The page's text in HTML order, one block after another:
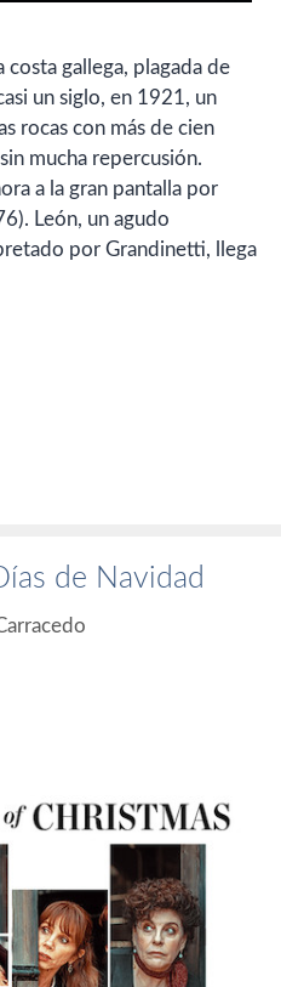
costa gallega, plagada de
un siglo, en 1921, un
rocas con más de cien
mucha repercusión.
a la gran pantalla por
León, un agudo
por Grandinetti, llega
de Navidad